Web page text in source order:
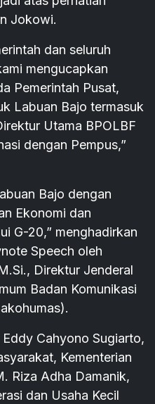
Jokowi.
dan seluruh
mengucapkan
Pemerintah Pusat,
Labuan Bajo termasuk
Utama BPOLBF
dengan Pempus,”
Bajo dengan
Ekonomi dan
G-20,” menghadirkan
Speech oleh
Direktur Jenderal
Badan Komunikasi
Cahyono Sugiarto,
Kementerian
Riza Adha Damanik,
dan Usaha Kecil